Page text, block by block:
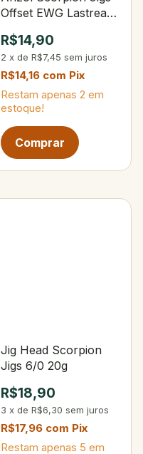
Offset EWG Lastreado
R$14,90
2 x de R$7,45 sem juros
R$14,16 com Pix
Restam apenas 2 em
estoque!
Jig Head Scorpion
Jigs 6/0 20g
R$18,90
3 x de R$6,30 sem juros
R$17,96 com Pix
Restam apenas 5 em